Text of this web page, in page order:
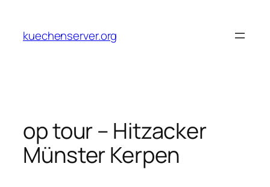
content
kuechenserver.org
op tour – Hitzacker
Münster Kerpen